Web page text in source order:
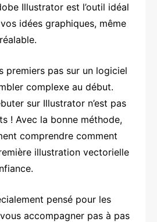
Illustrator est l’outil idéal
idées graphiques, même
premiers pas sur un logiciel
complexe au début.
sur Illustrator n’est pas
! Avec la bonne méthode,
comprendre comment
illustration vectorielle
pensé pour les
accompagner pas à pas